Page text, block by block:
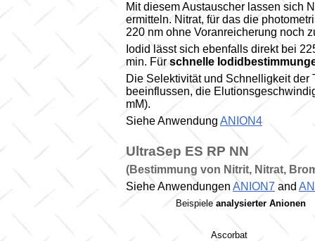
Mit diesem Austauscher lassen sich
ermitteln. Nitrat, für das die
220 nm ohne Voranreicherung noch
Iodid lässt sich ebenfalls direkt bei
min. Fürschnelle
Die Selektivität und Schnelligkeit der
beeinflussen, die
mM).
Siehe Anwendung ANION4
UltraSep ES RP NN
(Bestimmung von Nitrit, Nitrat,
Siehe Anwendungen ANION7 and
Beispiele analysierter Anionen
Ascorbat